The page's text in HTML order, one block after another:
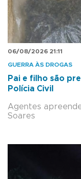
06/08/2026 21:11
GUERRA ÀS DROGAS
Pai e filho são
Polícia Civil
Agentes
Soares